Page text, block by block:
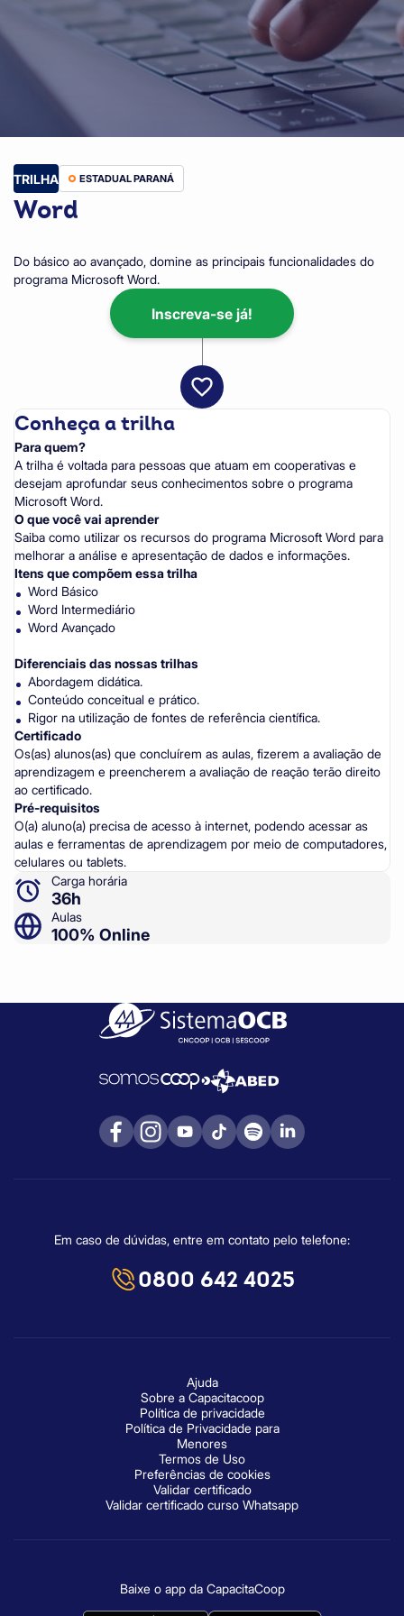
TRILHA ESTADUAL PARANÁ
Word
Do básico ao avançado, domine as principais funcionalidades do
programa Microsoft Word.
Inscreva-se já!
Conheça a trilha
Para quem?
A trilha é voltada para pessoas que atuam em cooperativas e
desejam aprofundar seus conhecimentos sobre o programa
Microsoft Word.
O que você vai aprender
Saiba como utilizar os recursos do programa Microsoft Word para
melhorar a análise e apresentação de dados e informações.
Itens que compõem essa trilha
Word Básico
Word Intermediário
Word Avançado
Diferenciais das nossas trilhas
Abordagem didática.
Conteúdo conceitual e prático.
Rigor na utilização de fontes de referência científica.
Certificado
Os(as) alunos(as) que concluírem as aulas, fizerem a avaliação de
aprendizagem e preencherem a avaliação de reação terão direito
ao certificado.
Pré-requisitos
O(a) aluno(a) precisa de acesso à internet, podendo acessar as
aulas e ferramentas de aprendizagem por meio de computadores,
celulares ou tablets.
Carga horária
36h
Aulas
100% Online
Em caso de dúvidas, entre em contato pelo telefone:
0800 642 4025
Ajuda
Sobre a Capacitacoop
Política de privacidade
Política de Privacidade para
Menores
Termos de Uso
Preferências de cookies
Validar certificado
Validar certificado curso Whatsapp
Baixe o app da CapacitaCoop